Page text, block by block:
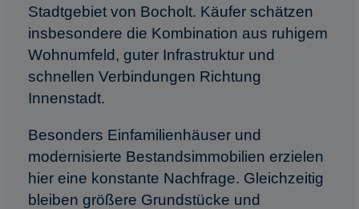
Stadtgebiet von Bocholt. Käufer schätzen
insbesondere die Kombination aus ruhigem
Wohnumfeld, guter Infrastruktur und
schnellen Verbindungen Richtung
Innenstadt.
Besonders Einfamilienhäuser und
modernisierte Bestandsimmobilien erzielen
hier eine konstante Nachfrage. Gleichzeitig
bleiben größere Grundstücke und